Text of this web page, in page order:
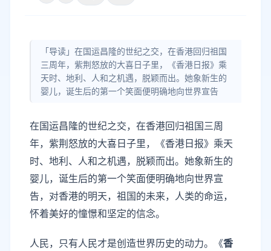
「导读」在国运昌隆的世纪之交，在香港回归祖国
三周年，紫荆怒放的大喜日子里，《香港日报》乘
天时、地利、人和之机遇，脱颖而出。她象新生的
婴儿，诞生后的第一个笑面便明确地向世界宣告
在国运昌隆的世纪之交，在香港回归祖国三周
年，紫荆怒放的大喜日子里，《香港日报》乘天
时、地利、人和之机遇，脱颖而出。她象新生的
婴儿，诞生后的第一个笑面便明确地向世界宣
告，对香港的明天，祖国的未来，人类的命运，
怀着美好的憧憬和坚定的信念。
人民，只有人民才是创造世界历史的动力。《香